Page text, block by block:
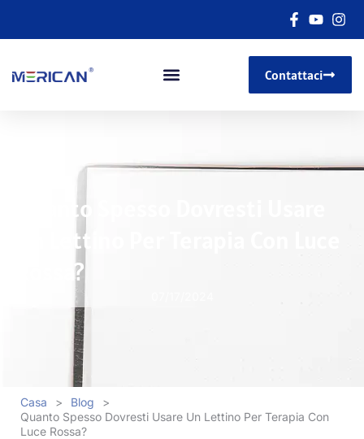
Contattaci
Quanto Spesso Dovresti Usare
Un Lettino Per Terapia Con Luce
Rossa?
Casa > Blog
>
Quanto Spesso Dovresti Usare Un Lettino Per Terapia Con
Luce Rossa?